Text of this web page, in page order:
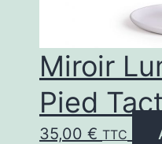
Miroir
Pied
35,00 € TTC